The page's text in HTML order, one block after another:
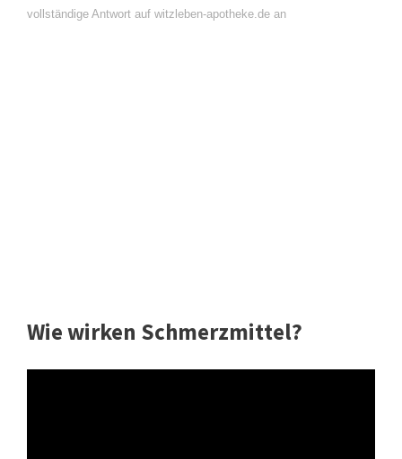
vollständige Antwort auf witzleben-apotheke.de an
Wie wirken Schmerzmittel?